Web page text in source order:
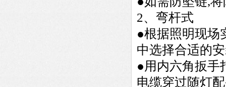
2、弯杆式
●根据照明现场
中选择合适的
●用内六角扳手
电缆穿过随灯